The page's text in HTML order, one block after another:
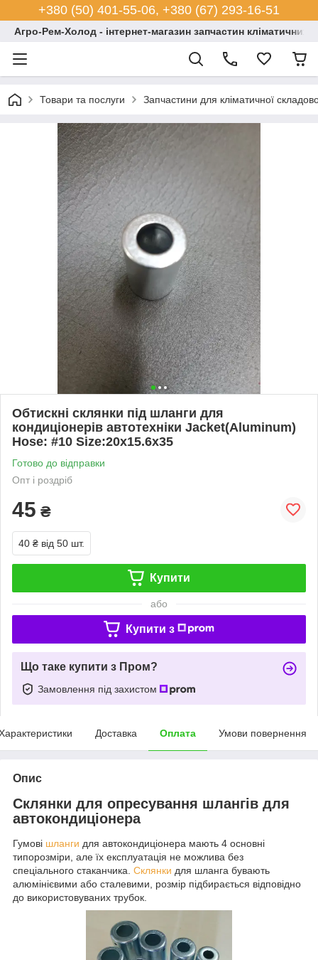
+380 (50) 401-55-06, +380 (67) 293-16-51
Агро-Рем-Холод - інтернет-магазин запчастин кліматичних
Товари та послуги Запчастини для кліматичної
Обтискні склянки під шланги для
кондиціонерів автотехніки Jacket(Aluminum)
Hose: #10 Size:20x15.6x35
Готово до відправки
Опт і роздріб
45 ₴
40 ₴ від 50 шт.
Купити
або
Купити з
Що таке купити з Пром?
Замовлення під захистом
Доставка Оплата Умови повернення
Опис
Склянки для опресування шлангів для
автокондиціонера
Гумові шланги для автокондиціонера мають 4 основні
типорозміри, але їх експлуатація не можлива без
спеціального стаканчика. Склянки для шланга бувають
алюмінієвими або сталевими, розмір підбирається відповідно
до використовуваних трубок.